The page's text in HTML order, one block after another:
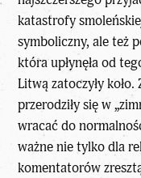
katastrofy
symboliczny, ale też
która upłynęła od
Litwą zatoczyły
przerodziły się w
wracać do
ważne nie tylko dla
komentatorów